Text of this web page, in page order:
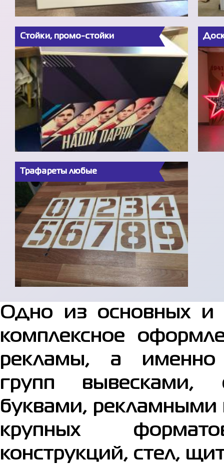
Стойки, промо-стойки
Трафареты любые
Одно из основных
комплексное
рекламы, а
групп вывесками,
буквами, рекламными
крупных
конструкций, стел,